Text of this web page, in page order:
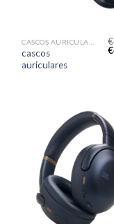
cascos
auriculares
€
€